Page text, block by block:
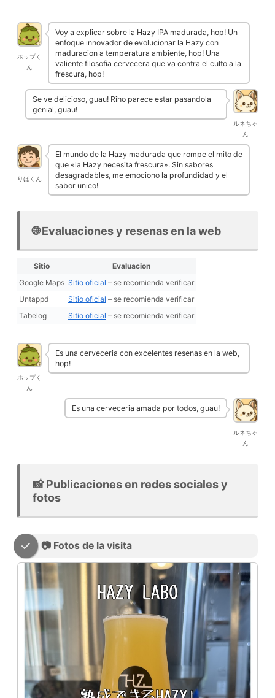
ホップく
ん
Voy a explicar sobre la Hazy IPA madurada, hop! Un
enfoque innovador de evolucionar la Hazy con
maduracion a temperatura ambiente, hop! Una
valiente filosofia cervecera que va contra el culto a la
frescura, hop!
ルネちゃ
ん
Se ve delicioso, guau! Riho parece estar pasandola
genial, guau!
りほくん
El mundo de la Hazy madurada que rompe el mito de
que «la Hazy necesita frescura». Sin sabores
desagradables, me emociono la profundidad y el
sabor unico!
🌐 Evaluaciones y resenas en la web
Sitio
Evaluacion
Google Maps Sitio oficial – se recomienda verificar
Untappd
Sitio oficial – se recomienda verificar
Tabelog
Sitio oficial – se recomienda verificar
ホップく
ん
Es una cerveceria con excelentes resenas en la web,
hop!
ルネちゃ
ん
Es una cerveceria amada por todos, guau!
📸 Publicaciones en redes sociales y
fotos
📷 Fotos de la visita